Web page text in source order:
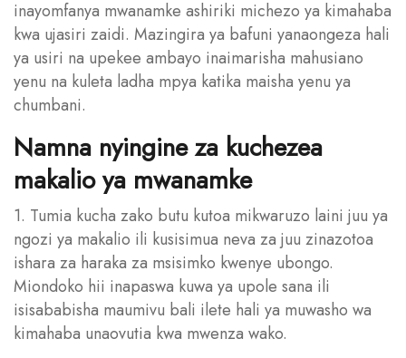
inayomfanya mwanamke ashiriki michezo ya kimahaba
kwa ujasiri zaidi. Mazingira ya bafuni yanaongeza hali
ya usiri na upekee ambayo inaimarisha mahusiano
yenu na kuleta ladha mpya katika maisha yenu ya
chumbani.
Namna nyingine za kuchezea
makalio ya mwanamke
1. Tumia kucha zako butu kutoa mikwaruzo laini juu ya
ngozi ya makalio ili kusisimua neva za juu zinazotoa
ishara za haraka za msisimko kwenye ubongo.
Miondoko hii inapaswa kuwa ya upole sana ili
isisababisha maumivu bali ilete hali ya muwasho wa
kimahaba unaovutia kwa mwenza wako.